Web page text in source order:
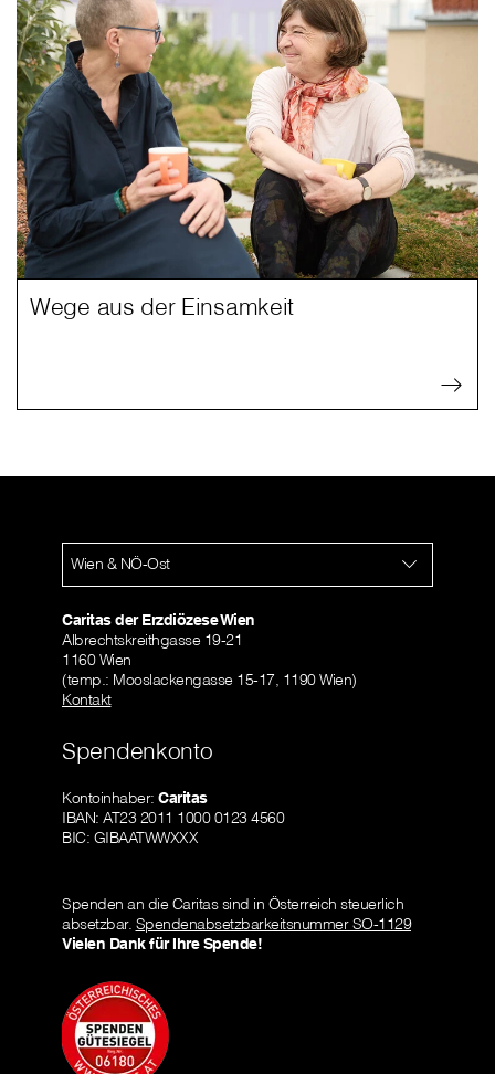
Wege aus der Einsamkeit
Wien & NÖ-Ost
Caritas der Erzdiözese Wien
Albrechtskreithgasse 19-21
1160 Wien
(temp.: Mooslackengasse 15-17, 1190 Wien)
Kontakt
Spendenkonto
Kontoinhaber: Caritas
IBAN: AT23 2011 1000 0123 4560
BIC: GIBAATWWXXX
Spenden an die Caritas sind in Österreich steuerlich
absetzbar. Spendenabsetzbarkeitsnummer SO-1129
Vielen Dank für Ihre Spende!